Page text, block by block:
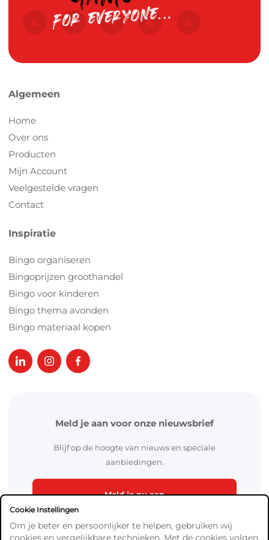
Algemeen
Home
Over ons
Producten
Mijn Account
Veelgestelde vragen
Contact
Inspiratie
Bingo organiseren
Bingoprijzen groothandel
Bingo voor kinderen
Bingo thema avonden
Bingo materiaal kopen
Meld je aan voor onze nieuwsbrief
Blijf op de hoogte van nieuws en speciale
aanbiedingen.
Meld je nu aan
Cookie Instellingen
Om je beter en persoonlijker te helpen, gebruiken wij
cookies en vergelijkbare technieken. Met de cookies volgen